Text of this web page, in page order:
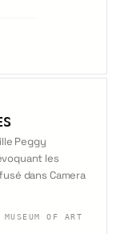
Peggy
les
dans Camera
MUSEUM OF ART